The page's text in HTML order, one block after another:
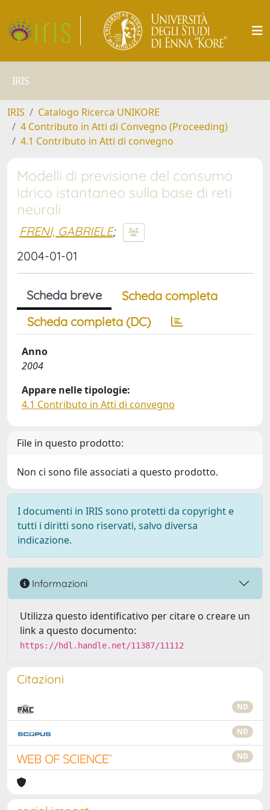
IRIS
IRIS
Catalogo Ricerca UNIKORE
4 Contributo in Atti di Convegno (Proceeding)
4.1 Contributo in Atti di convegno
Modelli di previsione del consumo
idrico istantaneo sulla base di reti
neurali
FRENI, GABRIELE;
2004-01-01
Scheda breve
Scheda completa
Scheda completa (DC)
Anno
2004
Appare nelle tipologie:
4.1 Contributo in Atti di convegno
File in questo prodotto:
Non ci sono file associati a questo prodotto.
I documenti in IRIS sono protetti da copyright e
tutti i diritti sono riservati, salvo diversa
indicazione.
Informazioni
Utilizza questo identificativo per citare o creare un
link a questo documento:
https://hdl.handle.net/11387/11112
Citazioni
ND
ND
ND